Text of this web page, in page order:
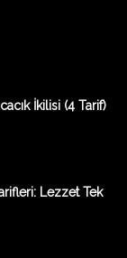
İkilisi (4 Tarif)
Lezzet Tek